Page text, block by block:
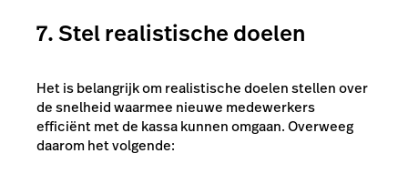
7. Stel realistische doelen
Het is belangrijk om realistische doelen stellen over
de snelheid waarmee nieuwe medewerkers
efficiënt met de kassa kunnen omgaan. Overweeg
daarom het volgende: